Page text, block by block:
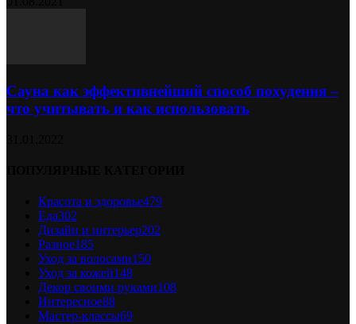
Сауна как эффективнейший способ похудения –
что учитывать и как использовать
Красота и здоровье479
Еда302
Дизайн и интерьер202
Разное185
Уход за волосами150
Уход за кожей148
Декор своими руками108
Интересное88
Мастер-классы69